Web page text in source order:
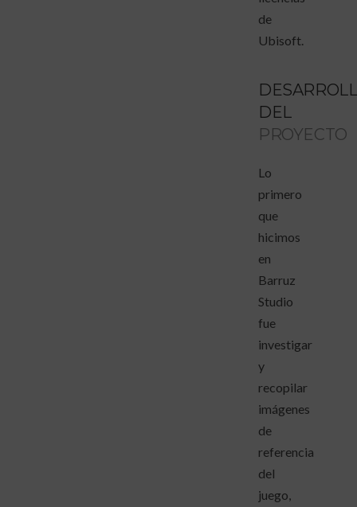
de
Ubisoft.
DEL
PROYECTO
Lo
primero
que
hicimos
en
Barruz
Studio
fue
investigar
y
recopilar
imágenes
de
referencia
del
juego,